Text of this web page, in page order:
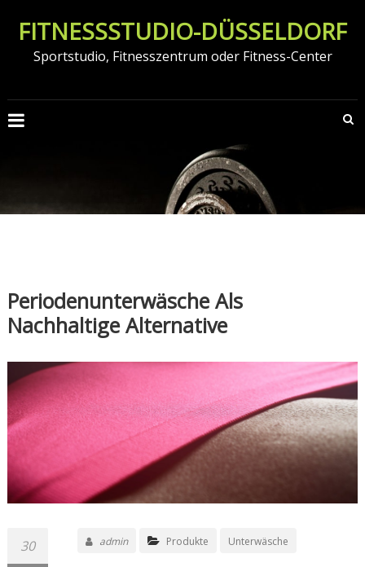
Inhalt
springenFITNESSSTUDIO-DÜSSELDORF
Sportstudio, Fitnesszentrum oder Fitness-Center
Periodenunterwäsche Als
Nachhaltige Alternative
30 admin Produkte Unterwäsche